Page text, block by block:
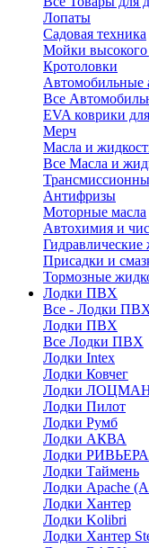
Лопаты
Садовая техника
Мойки высокого
Кротоловки
Автомобильные
Все
EVA коврики
Мерч
Масла и
Все Масла и
Антифризы
Моторные масла
Автохимия и
Гидравлические
Присадки и
Тормозные
Лодки ПВХ
Все - Лодки
Лодки ПВХ
Все Лодки ПВХ
Лодки Intex
Лодки Ковчег
Лодки
Лодки Пилот
Лодки Румб
Лодки АКВА
Лодки РИВЬЕРА
Лодки Таймень
Лодки Apache
Лодки Хантер
Лодки Kolibri
Лодки Хантер